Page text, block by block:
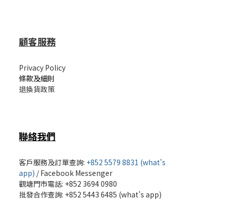
顧客服務
Privacy Policy
條款及細則
退換貨政策
聯絡我們
客戶服務及訂單查詢: +852 5579 8831 (what's
app) /Facebook Messenger
觀塘門市電話: +852 3694 0980
批發合作查詢: +852 5443 6485 (what's app)